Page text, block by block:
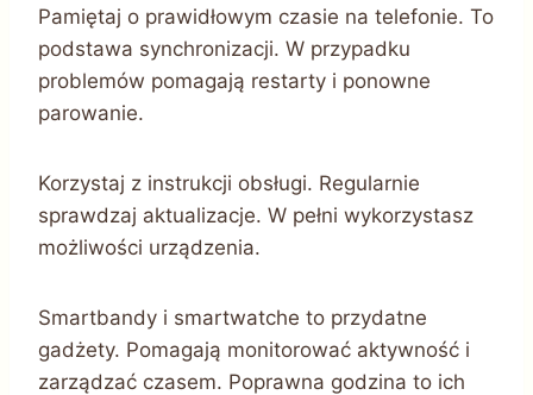
Pamiętaj o prawidłowym czasie na telefonie. To
podstawa synchronizacji. W przypadku
problemów pomagają restarty i ponowne
parowanie.
Korzystaj z instrukcji obsługi. Regularnie
sprawdzaj aktualizacje. W pełni wykorzystasz
możliwości urządzenia.
Smartbandy i smartwatche to przydatne
gadżety. Pomagają monitorować aktywność i
zarządzać czasem. Poprawna godzina to ich